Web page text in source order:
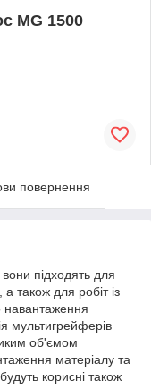
MG 1500
повернення
вони підходять для
також для робіт із
навантаження
мультигрейферів
об'ємом
матеріалу та
корисні також